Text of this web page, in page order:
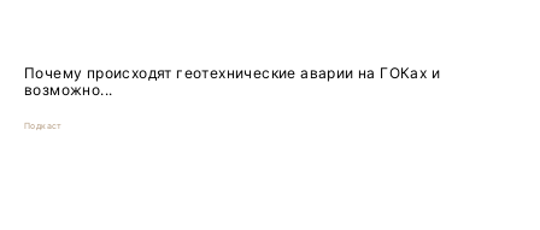
Почему происходят геотехнические аварии на ГОКах и
возможно...
Подкаст